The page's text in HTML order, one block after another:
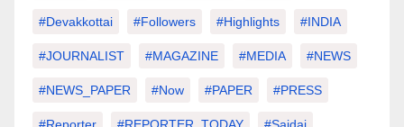
#devakkottai #followers #highlights #INDIA
#JOURNALIST #MAGAZINE #MEDIA #NEWS
#NEWS_PAPER #Now #PAPER #PRESS